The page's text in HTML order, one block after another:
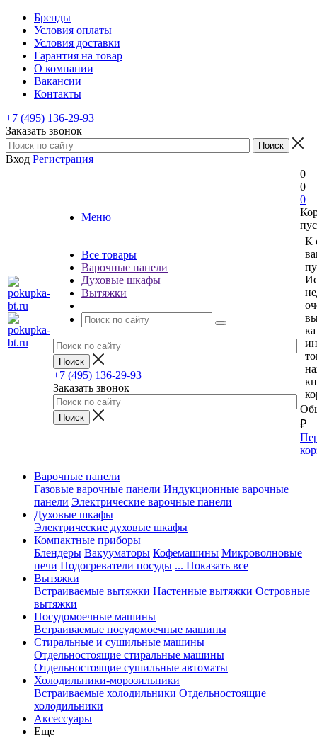
Бренды
Условия оплаты
Условия доставки
Гарантия на товар
О компании
Вакансии
Контакты
+7 (495) 136-29-93
Заказать звонок
Вход Регистрация
Меню
Все товары
Варочные панели
Духовые шкафы
Вытяжки
+7 (495) 136-29-93
Заказать звонок
0
0
0
К
₽
Варочные панели
Газовые варочные панели Индукционные варочные
панели Электрические варочные панели
Духовые шкафы
Электрические духовые шкафы
Компактные приборы
Блендеры Вакууматоры Кофемашины Микроволновые
печи Подогреватели посуды ... Показать все
Вытяжки
Встраиваемые вытяжки Настенные вытяжки Островные
вытяжки
Посудомоечные машины
Встраиваемые посудомоечные машины
Стиральные и сушильные машины
Отдельностоящие стиральные машины
Отдельностоящие сушильные автоматы
Холодильники-морозильники
Встраиваемые холодильники Отдельностоящие
холодильники
Аксессуары
Еще